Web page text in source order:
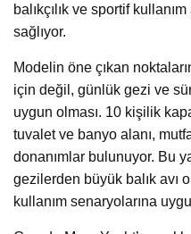
balıkçılık ve sportif
sağlıyor.
Modelin öne çıkan
için değil, günlük gezi ve
uygun olması. 10 kişilik
tuvalet ve banyo alanı,
donanımlar bulunuyor. Bu
gezilerden büyük balık avı
kullanım senaryolarına